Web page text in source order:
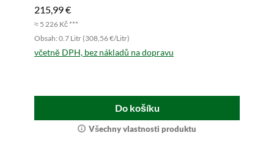
215,99 €
≈ 5 226 Kč ***
Obsah: 0.7 Litr (308,56 €/Litr)
včetně DPH, bez nákladů na dopravu
Do košíku
Všechny vlastnosti produktu